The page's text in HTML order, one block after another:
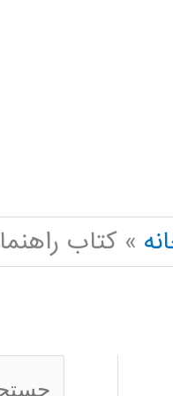
کتاب راهنما JOURNAL PAPER